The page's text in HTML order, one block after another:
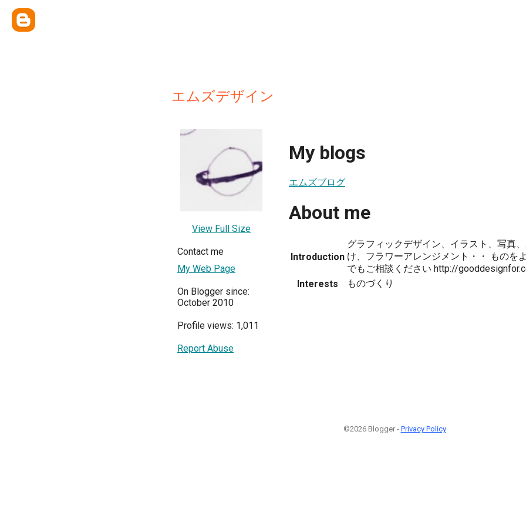
エムズデザイン
View Full Size
Contact me
My Web Page
On Blogger since:
October 2010
Profile views: 1,011
Report Abuse
My blogs
エムズブログ
About me
Introduction
グラフィックデザイン、イラスト、写真
け、フラワーアレンジメント・・ ものを
でもご相談ください http://
Interests
ものづくり
©2026 Blogger - Privacy Policy